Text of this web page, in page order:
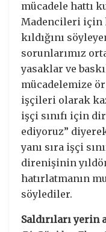
mücadele hattı
Madencileri için
kıldığını
sorunlarımız
yasaklar ve
mücadelemize
işçileri olarak
işçi sınıfı için
ediyoruz”
yanı sıra işçi
direnişinin
hatırlatmanın
söylediler.
Saldırıları yerin